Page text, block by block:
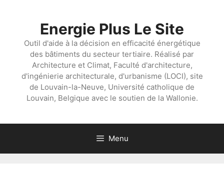
Energie Plus Le Site
Outil d'aide à la décision en efficacité énergétique
des bâtiments du secteur tertiaire. Réalisé par
Architecture et Climat, Faculté d'architecture,
d'ingénierie architecturale, d'urbanisme (LOCI), site
de Louvain-la-Neuve, Université catholique de
Louvain, Belgique avec le soutien de la Wallonie.
Menu